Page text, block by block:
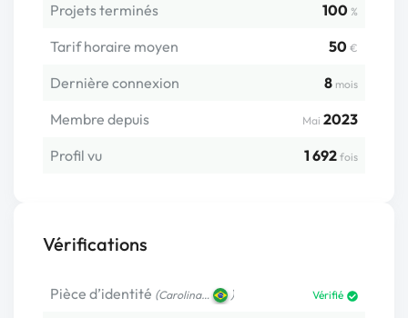
Projets terminés 100 %
Tarif horaire moyen 50 €
Dernière connexion 8 mois
Membre depuis Mai 2023
Profil vu
1 692 fois
Vérifications
Pièce d’identité (Carolina… ) Vérifié